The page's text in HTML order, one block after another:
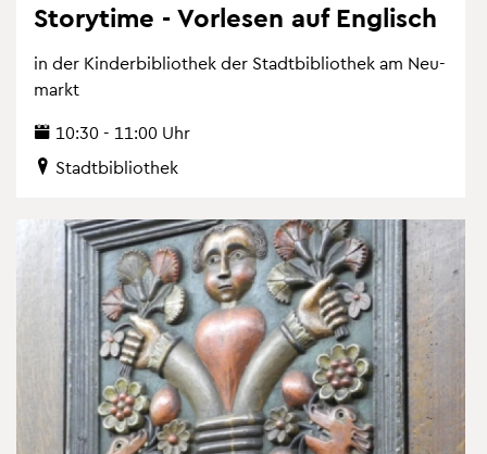
Sto­ry­ti­me - Vor­le­sen auf Eng­lisch
in der Kin­der­bi­blio­thek der Stadt­bi­blio­thek am Neu­
markt
10:30 - 11:00 Uhr
Stadt­bi­blio­thek